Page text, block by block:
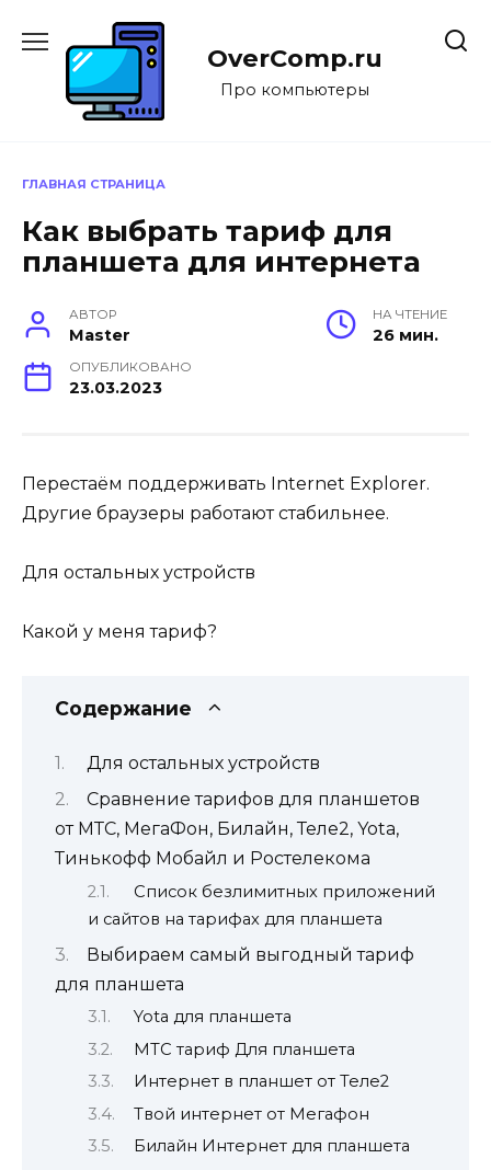
содержанию
OverComp.ru
Про компьютеры
ГЛАВНАЯ СТРАНИЦА
Как выбрать тариф для
планшета для интернета
АВТОР
Master
НА ЧТЕНИЕ
26 мин.
ОПУБЛИКОВАНО
23.03.2023
Перестаём поддерживать Internet Explorer.
Другие браузеры работают стабильнее.
Для остальных устройств
Какой у меня тариф?
Содержание
Для остальных устройств
Сравнение тарифов для планшетов
от МТС, МегаФон, Билайн, Теле2, Yota,
Тинькофф Мобайл и Ростелекома
Список безлимитных приложений
и сайтов на тарифах для планшета
Выбираем самый выгодный тариф
для планшета
Yota для планшета
МТС тариф Для планшета
Интернет в планшет от Теле2
Твой интернет от Мегафон
Билайн Интернет для планшета